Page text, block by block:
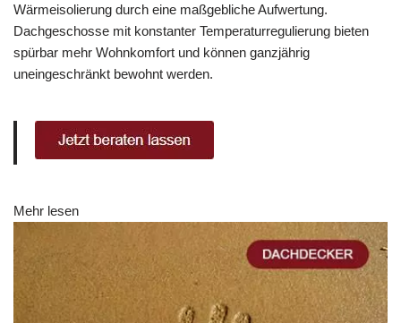
Wärmeisolierung durch eine maßgebliche Aufwertung.
Dachgeschosse mit konstanter Temperaturregulierung bieten
spürbar mehr Wohnkomfort und können ganzjährig
uneingeschränkt bewohnt werden.
Mehr lesen